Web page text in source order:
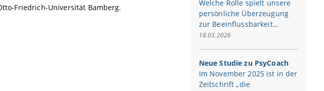
Friedrich-Universität Bamberg.
Welche Rolle spielt unsere
persönliche Überzeugung
zur Beeinflussbarkeit…
18.03.2026
Neue Studie zu PsyCoach
Im November 2025 ist in der
Zeitschrift „die